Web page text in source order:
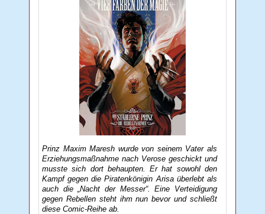
Prinz Maxim Maresh wurde von seinem Vater als
Erziehungsmaßnahme nach Verose geschickt und
musste sich dort behaupten. Er hat sowohl den
Kampf gegen die Piratenkönigin Arisa überlebt als
auch die „Nacht der Messer“. Eine Verteidigung
gegen Rebellen steht ihm nun bevor und schließt
diese Comic-Reihe ab.